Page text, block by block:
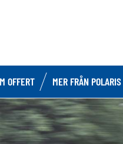
OFFERT MER FRÅN POLARIS